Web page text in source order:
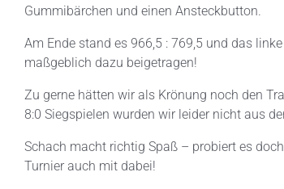
Gummibärchen und einen Ansteckbutton.
Am Ende stand es 966,5 : 769,5 und das
maßgeblich dazu beigetragen!
Zu gerne hätten wir als Krönung noch den
8:0 Siegspielen wurden wir leider nicht aus
Schach macht richtig Spaß – probiert es
Turnier auch mit dabei!